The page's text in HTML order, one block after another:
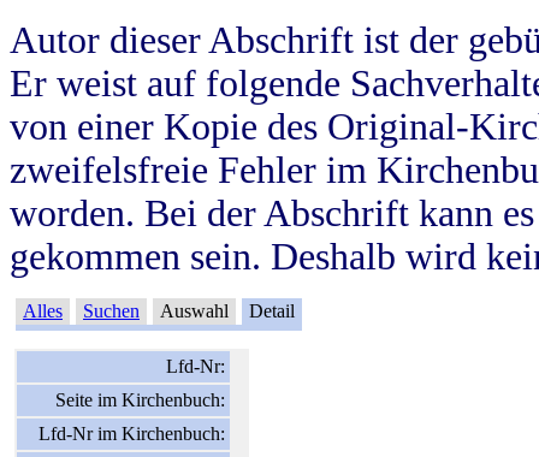
Autor dieser Abschrift ist der
Er weist auf folgende
von einer Kopie des Original-
zweifelsfreie Fehler im
worden. Bei der Abschrift kann
gekommen sein. Deshalb wird
Alles Suchen Auswahl Detail
Lfd-Nr:
Seite im Kirchenbuch:
Lfd-Nr im Kirchenbuch: